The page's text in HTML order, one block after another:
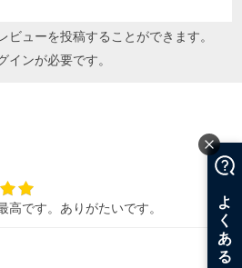
間以内にご連絡ください。
（裾上げ無料対象商品は1本につき税込6,000円以
は有料（500円+税）となります。）
頂く場合がございます。
ございます。(例：裾にファスナーや調節ひもが付
いる等)
ビューを投稿することができます。
インが必要です。
です。ありがたいです。